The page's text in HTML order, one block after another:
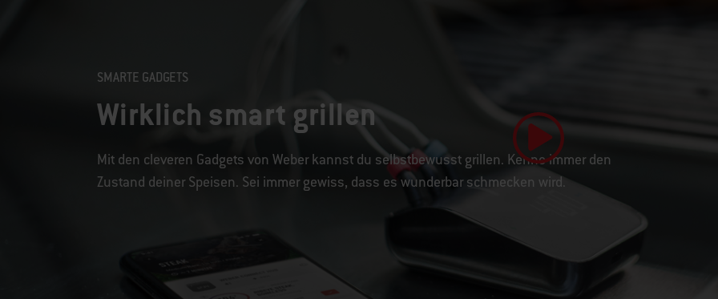
SMARTE GADGETS
Wirklich smart grillen
Mit den cleveren Gadgets von Weber kannst du selbstbewusst grillen. Kenne immer den
Zustand deiner Speisen. Sei immer gewiss, dass es wunderbar schmecken wird.